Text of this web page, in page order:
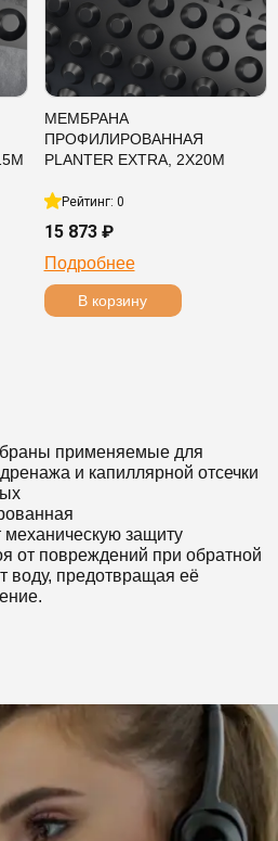
МЕМБРАНА
ПРОФИЛИРОВАННАЯ
PLANTER EXTRA, 2Х20М
Рейтинг: 0
15 873 ₽
Подробнее
В корзину
применяемые для
и капиллярной отсечки
механическую защиту
от повреждений при обратной
воду, предотвращая её